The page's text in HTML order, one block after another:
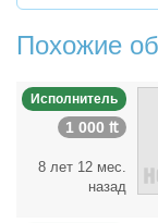
Похожие
Исполнитель
1 000 ₶
8 лет 12 мес.
назад